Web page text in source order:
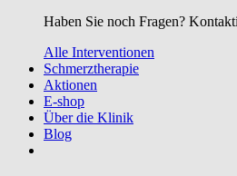
Haben Sie noch Fragen?
Alle Interventionen
Schmerztherapie
Aktionen
E-shop
Über die Klinik
Blog